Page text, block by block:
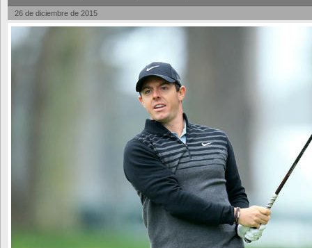
26 de diciembre de 2015